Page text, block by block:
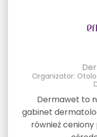
Organizator:
Dermawet to
gabinet
również